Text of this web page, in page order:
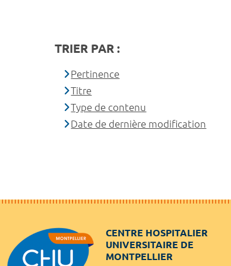
TRIER PAR :
Pertinence
Titre
Type de contenu
Date de dernière modification
CENTRE HOSPITALIER
UNIVERSITAIRE DE
MONTPELLIER